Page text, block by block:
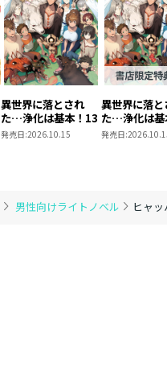
男性向けライトノベル ヒャ
異世界に落とされ
た…浄化は基本！13
発売日:2026.10.15
異世界に落と
た…浄化は基
13【ピッコマ
発売日: